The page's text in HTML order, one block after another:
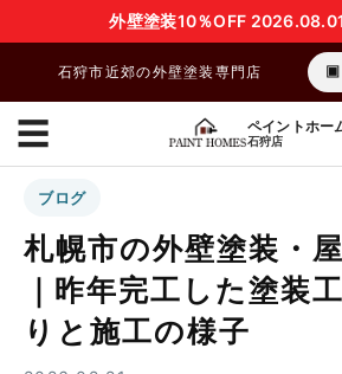
外壁塗装10％OFF
石狩市近郊の外壁塗装専門店
ペイントホー
石狩店
☰
ブログ
札幌市の外壁塗装・
｜昨年完工した塗装
りと施工の様子